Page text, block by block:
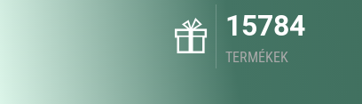
15784
TERMÉKEK